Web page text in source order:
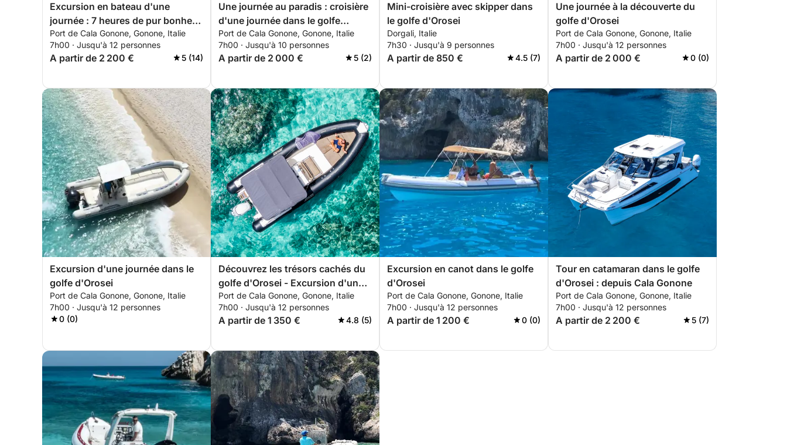
Excursion en bateau d'une
journée : 7 heures de pur bonheur
dans le golfe d'Orosei (J34)
Port de Cala Gonone, Gonone, Italie
7h00 · Jusqu'à 12 personnes
A partir de 2 200 € 5 (14)
Une journée au paradis : croisière
d'une journée dans le golfe
d'Orosei (D29)
Port de Cala Gonone, Gonone, Italie
7h00 · Jusqu'à 10 personnes
A partir de 2 000 € 5 (2)
Mini-croisière avec skipper dans
le golfe d'Orosei
Dorgali, Italie
7h30 · Jusqu'à 9 personnes
A partir de 850 € 4.5 (7)
Une journée à la découverte du
golfe d'Orosei
Port de Cala Gonone, Gonone, Italie
7h00 · Jusqu'à 12 personnes
A partir de 2 000 € 0 (0)
Excursion d'une journée dans le
golfe d'Orosei
Port de Cala Gonone, Gonone, Italie
7h00 · Jusqu'à 12 personnes
0 (0)
Découvrez les trésors cachés du
golfe d'Orosei - Excursion d'une
journée (CLUBMAN24)
Port de Cala Gonone, Gonone, Italie
7h00 · Jusqu'à 12 personnes
A partir de 1 350 € 4.8 (5)
Excursion en canot dans le golfe
d'Orosei
Port de Cala Gonone, Gonone, Italie
7h00 · Jusqu'à 12 personnes
A partir de 1 200 € 0 (0)
Tour en catamaran dans le golfe
d'Orosei : depuis Cala Gonone
Port de Cala Gonone, Gonone, Italie
7h00 · Jusqu'à 12 personnes
A partir de 2 200 € 5 (7)